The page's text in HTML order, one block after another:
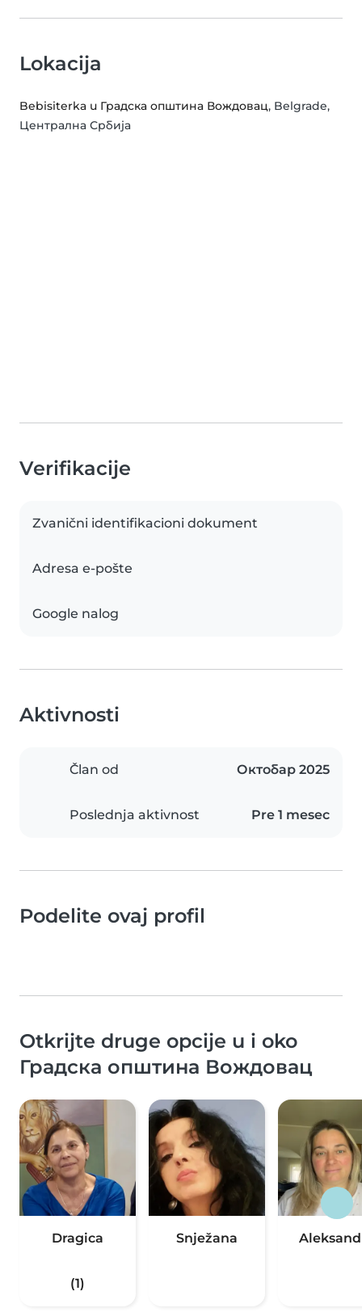
Lokacija
Bebisiterka u Градска општина Вождовац, Belgrade,
Централна Србија
Verifikacije
Zvanični identifikacioni dokument
Adresa e-pošte
Google nalog
Aktivnosti
Član od Октобар 2025
Poslednja aktivnost Pre 1 mesec
Podelite ovaj profil
Otkrijte druge opcije u i oko
Градска општина Вождовац
Dragica
(1)
Snježana